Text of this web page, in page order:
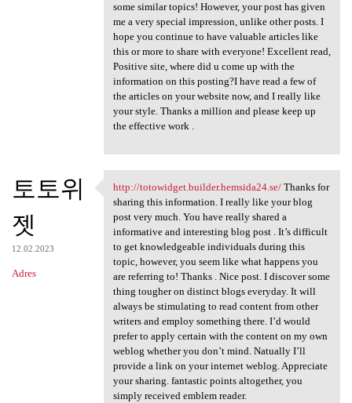
some similar topics! However, your post has given
me a very special impression, unlike other posts. I
hope you continue to have valuable articles like
this or more to share with everyone! Excellent read,
Positive site, where did u come up with the
information on this posting?I have read a few of
the articles on your website now, and I really like
your style. Thanks a million and please keep up
the effective work .
토토위
젯
12.02.2023
Adres
http://totowidget.builder
http://totowidget.builder.hemsida24.se/Thanks for
sharing this information. I really like your blog
post very much. You have really shared a
informative and interesting blog post . It’s difficult
to get knowledgeable individuals during this
topic, however, you seem like what happens you
are referring to! Thanks . Nice post. I discover some
thing tougher on distinct blogs everyday. It will
always be stimulating to read content from other
writers and employ something there. I’d would
prefer to apply certain with the content on my own
weblog whether you don’t mind. Natually I’ll
provide a link on your internet weblog. Appreciate
your sharing. fantastic points altogether, you
simply received emblem reader.